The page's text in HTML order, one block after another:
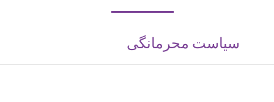
سیاست محرمانگی